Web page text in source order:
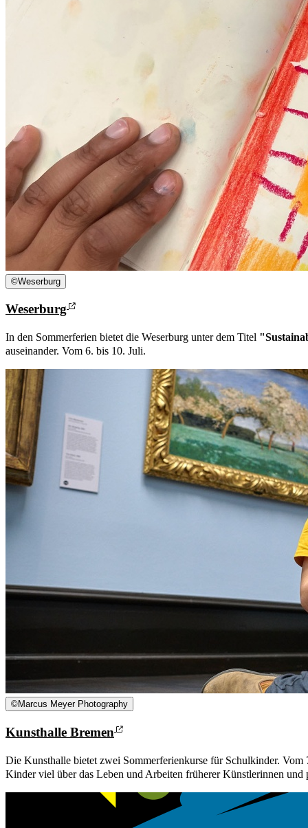
©Weserburg
Weserburg
In den Sommerferien bietet die Weserburg unter dem Titel
auseinander. Vom 6. bis 10. Juli.
©Marcus Meyer Photography
Kunsthalle Bremen
Die Kunsthalle bietet zwei Sommerferienkurse für Schulkinder.
Kinder viel über das Leben und Arbeiten früherer Künstlerinnen